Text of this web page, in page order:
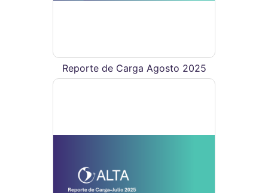
Reporte de Carga Agosto 2025